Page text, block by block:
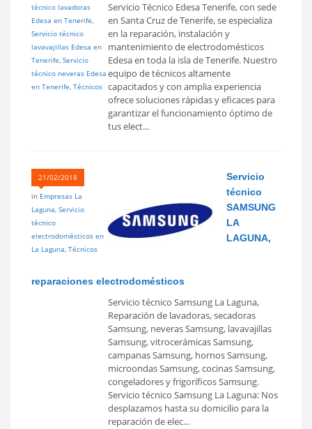
técnico lavadoras
Edesa en Tenerife,
Servicio técnico
lavavajillas Edesa en
Tenerife, Servicio
técnico neveras Edesa
en Tenerife, Técnicos
Servicio Técnico Edesa Tenerife, con sede
en Santa Cruz de Tenerife, se especializa
en la reparación, instalación y
mantenimiento de electrodomésticos
Edesa en toda la isla de Tenerife. Nuestro
equipo de técnicos altamente
capacitados y con amplia experiencia
ofrece soluciones rápidas y eficaces para
garantizar el funcionamiento óptimo de
tus elect...
21/02/2018
in Empresas La
Laguna, Servicio
técnico
electrodomésticos en
La Laguna, Técnicos
Servicio
técnico
SAMSUNG
LA
LAGUNA,
reparaciones electrodomésticos
Servicio técnico Samsung La Laguna,
Reparación de lavadoras, secadoras
Samsung, neveras Samsung, lavavajillas
Samsung, vitrocerámicas Samsung,
campanas Samsung, hornos Samsung,
microondas Samsung, cocinas Samsung,
congeladores y frigoríficos Samsung.
Servicio técnico Samsung La Laguna: Nos
desplazamos hasta su domicilio para la
reparación de elec...